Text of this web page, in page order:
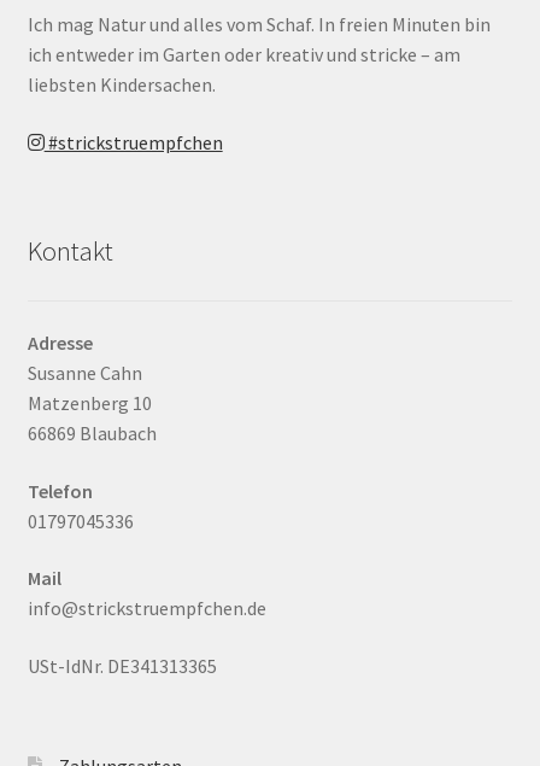
Ich mag Natur und alles vom Schaf. In freien Minuten bin
ich entweder im Garten oder kreativ und stricke – am
liebsten Kindersachen.
#strickstruempfchen
Kontakt
Adresse
Susanne Cahn
Matzenberg 10
66869 Blaubach
Telefon
01797045336
Mail
info@strickstruempfchen.de
USt-IdNr. DE341313365